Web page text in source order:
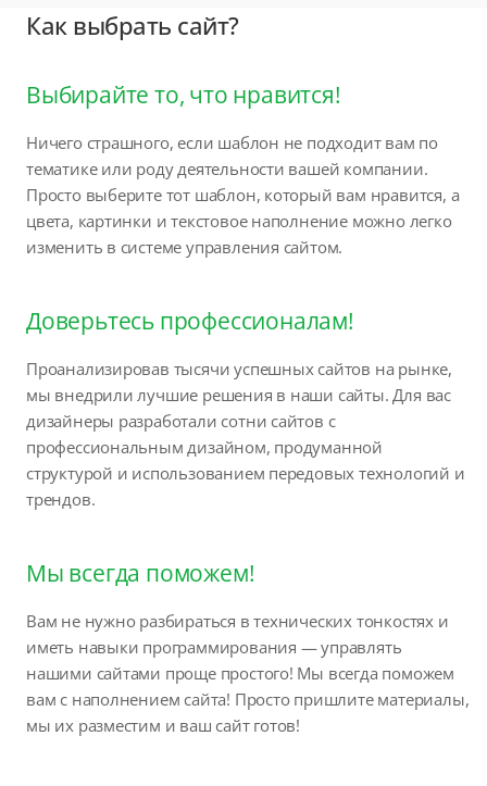
Как выбрать сайт?
Выбирайте то, что нравится!
Ничего страшного, если шаблон не подходит вам по
тематике или роду деятельности вашей компании.
Просто выберите тот шаблон, который вам нравится, а
цвета, картинки и текстовое наполнение можно легко
изменить в системе управления сайтом.
Доверьтесь профессионалам!
Проанализировав тысячи успешных сайтов на рынке,
мы внедрили лучшие решения в наши сайты. Для вас
дизайнеры разработали сотни сайтов с
профессиональным дизайном, продуманной
структурой и использованием передовых технологий и
трендов.
Мы всегда поможем!
Вам не нужно разбираться в технических тонкостях и
иметь навыки программирования — управлять
нашими сайтами проще простого! Мы всегда поможем
вам с наполнением сайта! Просто пришлите материалы,
мы их разместим и ваш сайт готов!